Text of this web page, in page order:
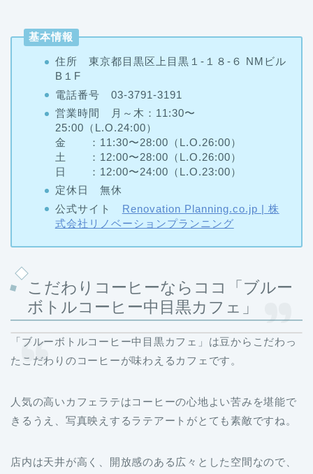
基本情報
住所 東京都目黒区上目黒１-１８-６ NMビル
B１F
電話番号 03-3791-3191
営業時間 月～木：11:30〜
25:00（L.O.24:00）
金 ：11:30〜28:00（L.O.26:00）
土 ：12:00〜28:00（L.O.26:00）
日 ：12:00〜24:00（L.O.23:00）
定休日 無休
公式サイト Renovation Planning.co.jp | 株
式会社リノベーションプランニング
こだわりコーヒーならココ「ブルー
ボトルコーヒー中目黒カフェ」
「ブルーボトルコーヒー中目黒カフェ」は豆からこだわっ
たこだわりのコーヒーが味わえるカフェです。
人気の高いカフェラテはコーヒーの心地よい苦みを堪能で
きるうえ、写真映えするラテアートがとても素敵ですね。
店内は天井が高く、開放感のある広々とした空間なので、